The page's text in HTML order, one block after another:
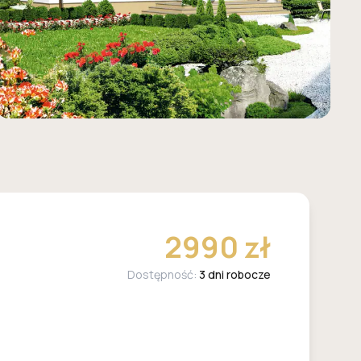
2990 zł
Dostępność: 3 dni robocze